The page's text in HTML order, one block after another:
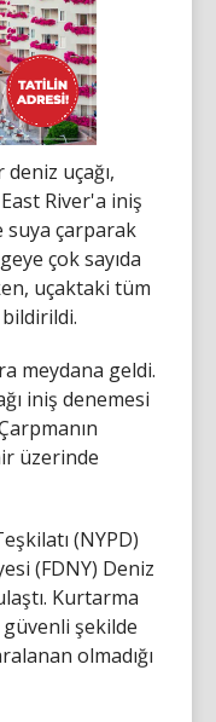
uçağı,
River'a iniş
suya çarparak
çok sayıda
uçaktaki tüm
meydana geldi.
iniş denemesi
üzerinde
(NYPD)
(FDNY) Deniz
Kurtarma
şekilde
olmadığı